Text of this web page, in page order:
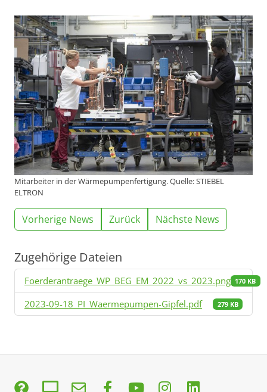
Mitarbeiter in der Wärmepumpenfertigung. Quelle: STIEBEL
ELTRON
Vorherige News Zurück Nächste News
Zugehörige Dateien
Foerderantraege_WP_BEG_EM_2022_vs_2023.png 170 KB
2023-09-18_PI_Waermepumpen-Gipfel.pdf 279 KB